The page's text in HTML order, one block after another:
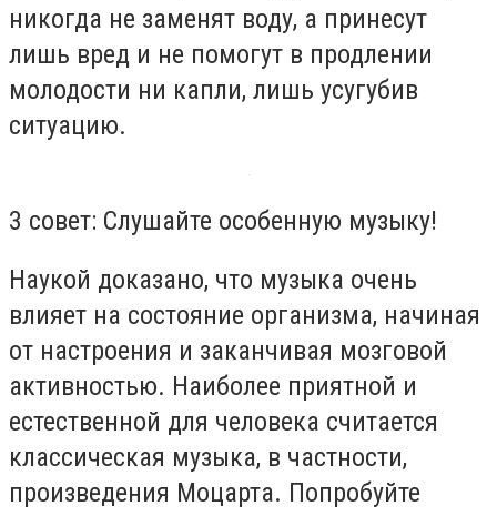
никогда не заменят воду, а принесут
лишь вред и не помогут в продлении
молодости ни капли, лишь усугубив
ситуацию.
3 совет: Слушайте особенную музыку!
Наукой доказано, что музыка очень
влияет на состояние организма, начиная
от настроения и заканчивая мозговой
активностью. Наиболее приятной и
естественной для человека считается
классическая музыка, в частности,
произведения Моцарта. Попробуйте